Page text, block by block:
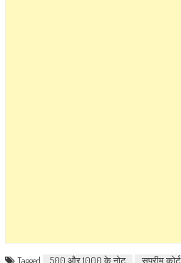
Tagged 500 और 1000 के नोट सुप्रीम कोर्ट